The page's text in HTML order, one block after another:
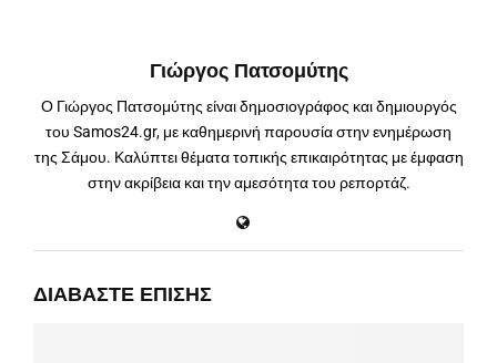
Γιώργος Πατσομύτης
Ο Γιώργος Πατσομύτης είναι δημοσιογράφος και δημιουργός
του Samos24.gr, με καθημερινή παρουσία στην ενημέρωση
της Σάμου. Καλύπτει θέματα τοπικής επικαιρότητας με έμφαση
στην ακρίβεια και την αμεσότητα του ρεπορτάζ.
ΔΙΑΒΆΣΤΕ ΕΠΊΣΗΣ